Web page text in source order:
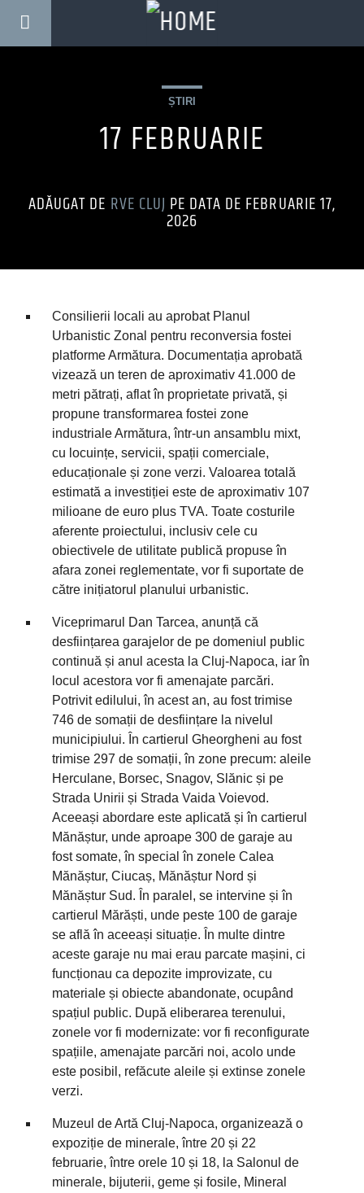
ȘTIRI
17 FEBRUARIE
ADĂUGAT DE RVE CLUJ PE DATA DE FEBRUARIE 17,
2026
Consilierii locali au aprobat Planul
Urbanistic Zonal pentru reconversia fostei
platforme Armătura. Documentația aprobată
vizează un teren de aproximativ 41.000 de
metri pătrați, aflat în proprietate privată, și
propune transformarea fostei zone
industriale Armătura, într-un ansamblu mixt,
cu locuințe, servicii, spații comerciale,
educaționale și zone verzi. Valoarea totală
estimată a investiției este de aproximativ 107
milioane de euro plus TVA. Toate costurile
aferente proiectului, inclusiv cele cu
obiectivele de utilitate publică propuse în
afara zonei reglementate, vor fi suportate de
către inițiatorul planului urbanistic.
Viceprimarul Dan Tarcea, anunță că
desființarea garajelor de pe domeniul public
continuă și anul acesta la Cluj-Napoca, iar în
locul acestora vor fi amenajate parcări.
Potrivit edilului, în acest an, au fost trimise
746 de somații de desființare la nivelul
municipiului. În cartierul Gheorgheni au fost
trimise 297 de somații, în zone precum: aleile
Herculane, Borsec, Snagov, Slănic și pe
Strada Unirii și Strada Vaida Voievod.
Aceeași abordare este aplicată și în cartierul
Mănăștur, unde aproape 300 de garaje au
fost somate, în special în zonele Calea
Mănăștur, Ciucaș, Mănăștur Nord și
Mănăștur Sud. În paralel, se intervine și în
cartierul Mărăști, unde peste 100 de garaje
se află în aceeași situație. În multe dintre
aceste garaje nu mai erau parcate mașini, ci
funcționau ca depozite improvizate, cu
materiale și obiecte abandonate, ocupând
spațiul public. După eliberarea terenului,
zonele vor fi modernizate: vor fi reconfigurate
spațiile, amenajate parcări noi, acolo unde
este posibil, refăcute aleile și extinse zonele
verzi.
Muzeul de Artă Cluj-Napoca, organizează o
expoziție de minerale, între 20 și 22
februarie, între orele 10 și 18, la Salonul de
minerale, bijuterii, geme și fosile, Mineral